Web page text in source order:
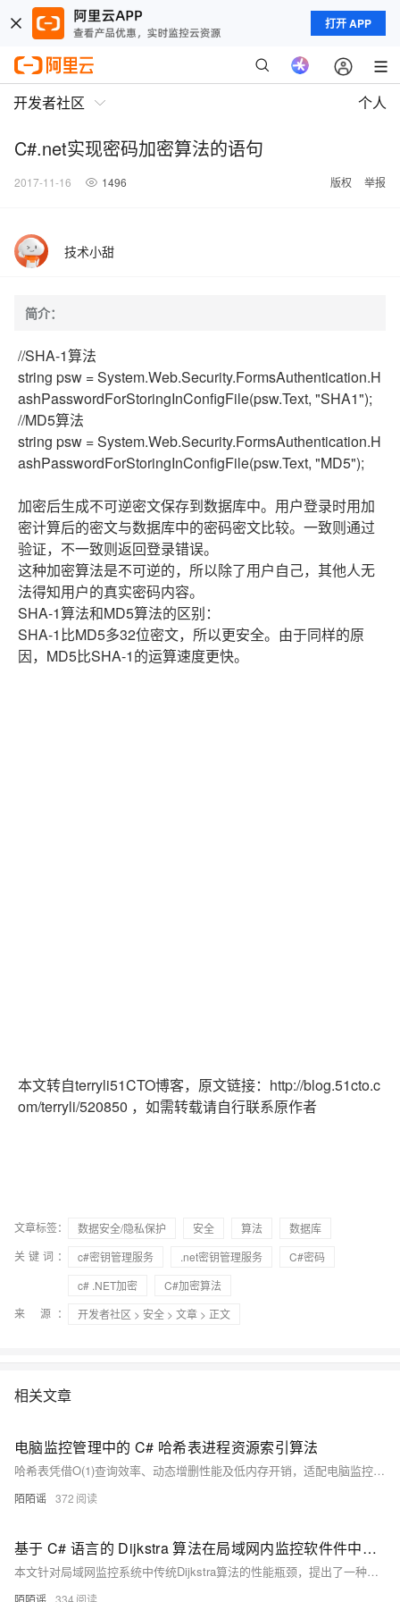
打开 APP
开发者社区 个人
C#.net实现密码加密算法的语句
2017-11-16 1496 版权 举报
技术小甜
简介：
//SHA-1算法
string psw = System.Web.Security.FormsAuthentication.H
ashPasswordForStoringInConfigFile(psw.Text, "SHA1");
//MD5算法
string psw = System.Web.Security.FormsAuthentication.H
ashPasswordForStoringInConfigFile(psw.Text, "MD5");
加密后生成不可逆密文保存到数据库中。用户登录时用加
密计算后的密文与数据库中的密码密文比较。一致则通过
验证，不一致则返回登录错误。
这种加密算法是不可逆的，所以除了用户自己，其他人无
法得知用户的真实密码内容。
SHA-1算法和MD5算法的区别：
SHA-1比MD5多32位密文，所以更安全。由于同样的原
因，MD5比SHA-1的运算速度更快。
本文转自terryli51CTO博客，原文链接：http://blog.51cto.c
om/terryli/520850 ，如需转载请自行联系原作者
文章标签： 数据安全/隐私保护 安全 算法
数据库
关键词：
c#密钥管理服务 .net密钥管理服务
C#密码
c# .NET加密
C#加密算法
来 源：
开发者社区 > 安全 > 文章 > 正文
相关文章
电脑监控管理中的 C# 哈希表进程资源索引算法
哈希表凭借O(1)查询效率、动态增删性能及低内存开销，适配电脑监控系统对进程资源数据的实时索引需求。通过定制哈希函数与链地址法冲突解决，实现高效进程状态追踪与异常预警。
陌陌谣 372
基于 C# 语言的 Dijkstra 算法在局域网内监控软件件中的优化与实现研究
本文针对局域网监控系统中传统Dijkstra算法的性能瓶颈，提出了一种基于优先队列和邻接表优化的改进方案。通过重构数据结构与计算流程，将时间复杂度从O(V²)降至O((V+E)logV)，显著提升大规模网络环境下的计算效率与资源利用率。实验表明，优化后算法在包含1000节点、5000链路的网络中，计算时间缩短37.2%，内存占用减少21.5%。该算法适用于网络拓扑发现、异常流量检测、故障定位及负载均衡优化等场景，为智能化局域网监控提供了有效支持。
陌陌谣 334